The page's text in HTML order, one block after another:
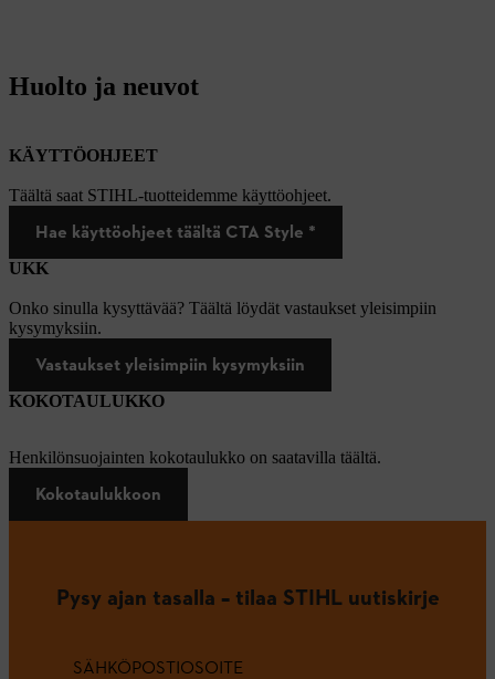
Huolto ja neuvot
KÄYTTÖOHJEET
Täältä saat STIHL-tuotteidemme käyttöohjeet.
Hae käyttöohjeet täältä CTA Style *
UKK
Onko sinulla kysyttävää? Täältä löydät vastaukset yleisimpiin
kysymyksiin.
Vastaukset yleisimpiin kysymyksiin
KOKOTAULUKKO
Henkilönsuojainten kokotaulukko on saatavilla täältä.
Kokotaulukkoon
Pysy ajan tasalla – tilaa STIHL uutiskirje
SÄHKÖPOSTIOSOITE